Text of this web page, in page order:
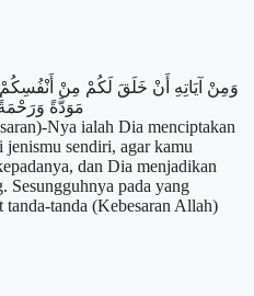
وَمِنْ آيَاتِهِ أَنْ خَلَقَ لَكُمْ مِنْ أَنْفُسِكُمْ
مَوَدَّةً
Nya ialah Dia menciptakan
jenismu sendiri, agar kamu
dan Dia menjadikan
Sesungguhnya pada yang
tanda-tanda (Kebesaran Allah)